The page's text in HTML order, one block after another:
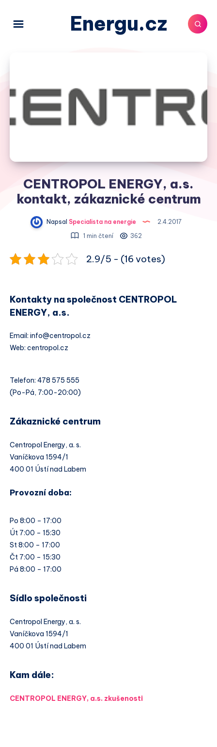
Energu.cz
CENTROPOL ENERGY, a.s.
kontakt, zákaznické centrum
Napsal Specialista na energie
2.4.2017
1 min čtení
362
2.9/5 - (16 votes)
Kontakty na společnost CENTROPOL
ENERGY, a.s.
Email: info@centropol.cz
Web: centropol.cz
Telefon: 478 575 555
(Po-Pá, 7:00-20:00)
Zákaznické centrum
Centropol Energy, a. s.
Vaníčkova 1594/1
400 01 Ústí nad Labem
Provozní doba:
Po 8:00 – 17:00
Út 7:00 – 15:30
St 8:00 – 17:00
Čt 7:00 – 15:30
Pá 8:00 – 17:00
Sídlo společnosti
Centropol Energy, a. s.
Vaníčkova 1594/1
400 01 Ústí nad Labem
Kam dále:
CENTROPOL ENERGY, a.s. zkušenosti